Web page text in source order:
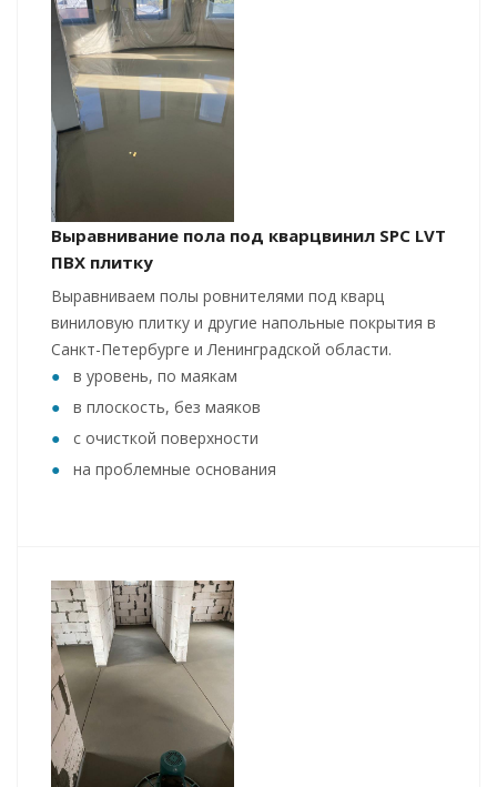
Выравнивание пола под кварцвинил SPC LVT
ПВХ плитку
Выравниваем полы ровнителями под кварц
виниловую плитку и другие напольные покрытия в
Санкт-Петербурге и Ленинградской области.
в уровень, по маякам
в плоскость, без маяков
с очисткой поверхности
на проблемные основания